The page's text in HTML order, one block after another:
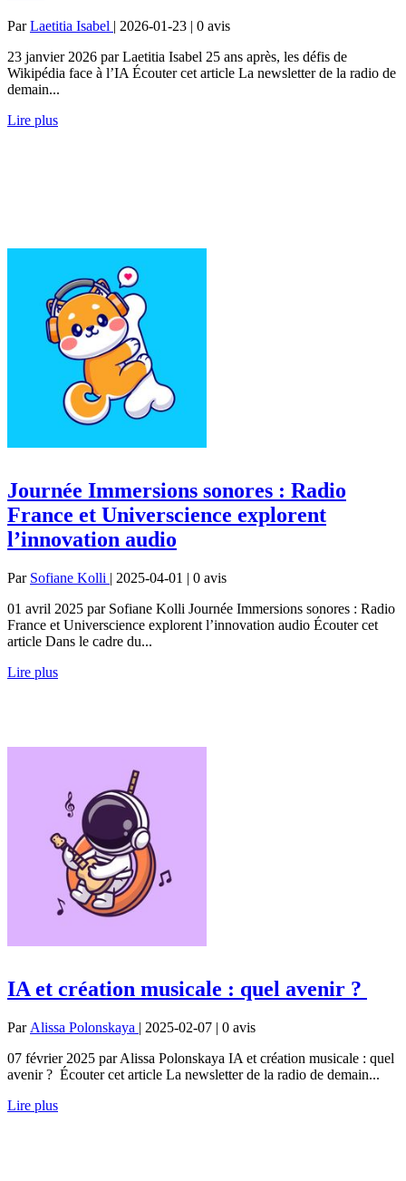
ParLaetitia Isabel | 2026-01-23 | 0 avis
23 janvier 2026 par Laetitia Isabel 25 ans après, les défis de
Wikipédia face à l’IA Écouter cet article La newsletter de la radio de
demain...
Lire plus
Journée Immersions sonores : Radio
France et Universcience explorent
l’innovation audio
Par Sofiane Kolli | 2025-04-01 | 0 avis
01 avril 2025 par Sofiane Kolli Journée Immersions sonores : Radio
France et Universcience explorent l’innovation audio Écouter cet
article Dans le cadre du...
Lire plus
IA et création musicale : quel avenir ?
Par Alissa Polonskaya | 2025-02-07 | 0 avis
07 février 2025 par Alissa Polonskaya IA et création musicale : quel
avenir ? Écouter cet article La newsletter de la radio de demain...
Lire plus